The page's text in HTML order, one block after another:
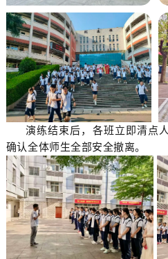
演练结束后，各班立即清点
确认全体师生全部安全撤离。